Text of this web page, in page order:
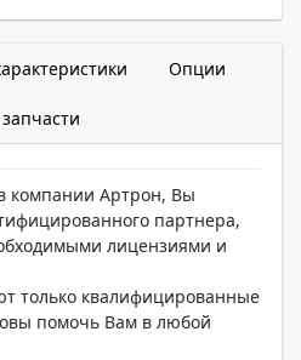
Опции
компании Артрон, Вы
партнера,
лицензиями и
только квалифицированные
помочь Вам в любой